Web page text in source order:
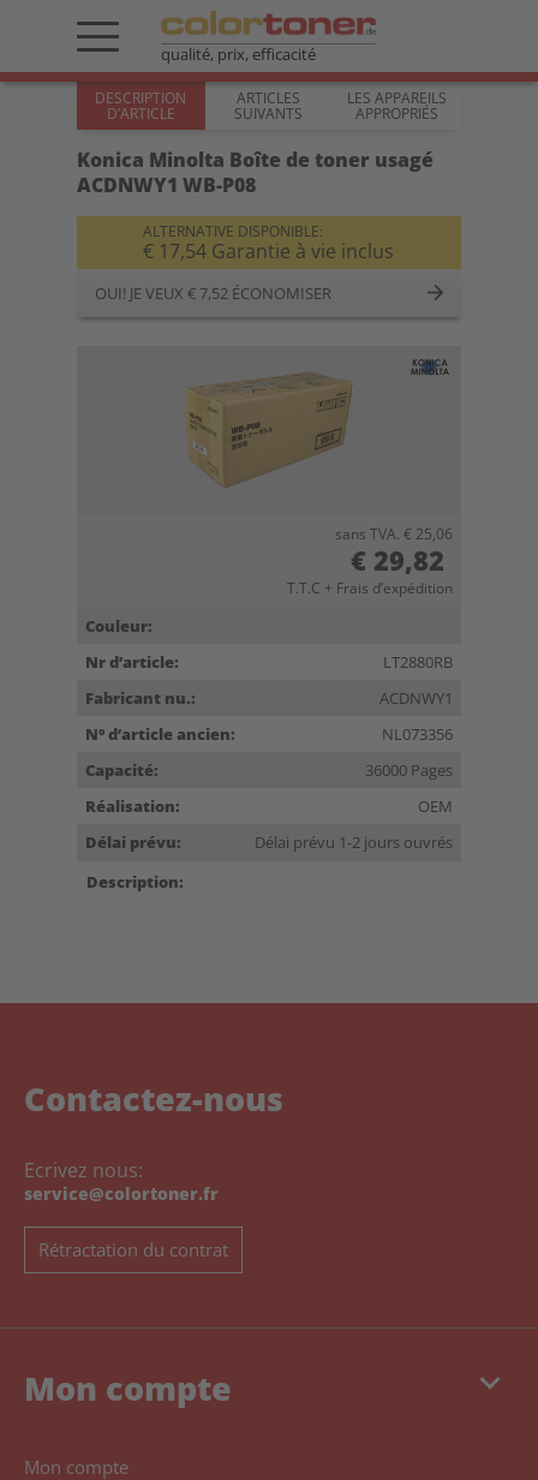
qualité, prix, efficacité
DESCRIPTION
D’ARTICLE
ARTICLES
SUIVANTS
LES APPAREILS
APPROPRIÉS
Konica Minolta Boîte de toner usagé
ACDNWY1 WB-P08
ALTERNATIVE DISPONIBLE:
€ 17,54 Garantie à vie inclus
OUI! JE VEUX € 7,52 ÉCONOMISER
sans TVA. € 25,06
€ 29,82
T.T.C + Frais d’expédition
Couleur:
Nr d’article:
LT2880RB
Fabricant nu.:
ACDNWY1
N° d’article ancien:
NL073356
Capacité:
36000 Pages
Réalisation:
OEM
Délai prévu:
Délai prévu 1-2 jours ouvrés
Description:
Contactez-nous
Ecrivez nous:
service@colortoner.fr
Rétractation du contrat
keyboard_arrow_down
Mon compte
Mon compte